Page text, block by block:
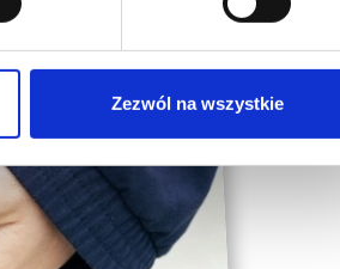
w dowolnej chwili.
funkcje społecznościowe i analizować
partnerom społecznościowym,
Zezwól na wszystkie